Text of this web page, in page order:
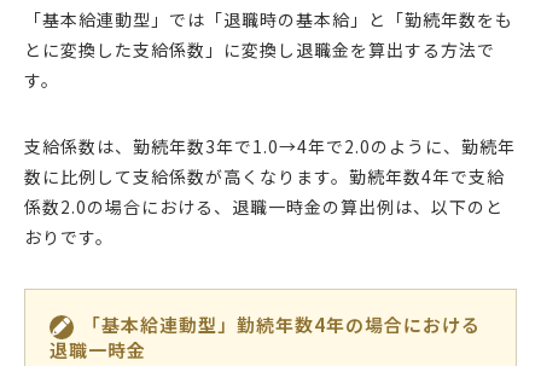
「基本給連動型」では「退職時の基本給」と「勤続年数をも
とに変換した支給係数」に変換し退職金を算出する方法で
す。
支給係数は、勤続年数3年で1.0→4年で2.0のように、勤続年
数に比例して支給係数が高くなります。勤続年数4年で支給
係数2.0の場合における、退職一時金の算出例は、以下のと
おりです。
「基本給連動型」勤続年数4年の場合における
退職一時金